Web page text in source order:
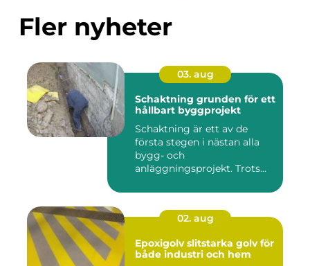
Fler nyheter
03. aug
Schaktning grunden för ett
hållbart byggprojekt
Schaktning är ett av de
första stegen i nästan alla
bygg- och
anläggningsprojekt. Trots
02. aug
Epoxigolv slitstarka golv för
både industri och hem